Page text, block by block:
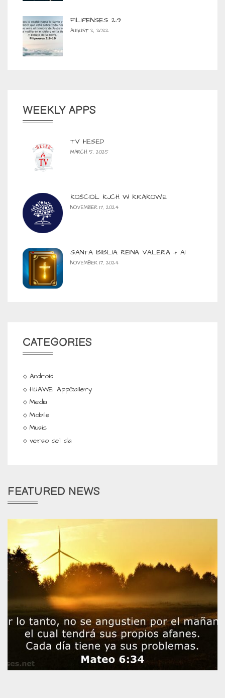
FILIPENSES 2:9
AUGUST 2, 2022
WEEKLY APPS
TV HESED
MARCH 5, 2025
KOŚCIÓŁ KJCH W KRAKOWIE
NOVEMBER 17, 2024
SANTA BIBLIA REINA VALERA + AI
NOVEMBER 17, 2024
CATEGORIES
Android
HUAWEI AppGallery
Media
Mobile
Music
verso del dia
FEATURED NEWS